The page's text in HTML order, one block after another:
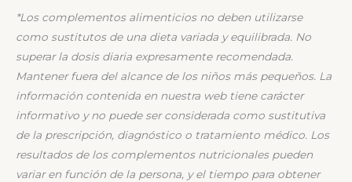
*Los complementos alimenticios no deben utilizarse
como sustitutos de una dieta variada y equilibrada. No
superar la dosis diaria expresamente recomendada.
Mantener fuera del alcance de los niños más pequeños. La
información contenida en nuestra web tiene carácter
informativo y no puede ser considerada como sustitutiva
de la prescripción, diagnóstico o tratamiento médico. Los
resultados de los complementos nutricionales pueden
variar en función de la persona, y el tiempo para obtener